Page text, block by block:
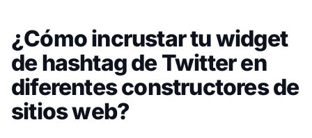
¿Cómo incrustar tu widget
de hashtag de Twitter en
diferentes constructores de
sitios web?